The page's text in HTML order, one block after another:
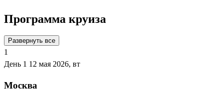
Программа круиза
Развернуть все
1
День 1 12 мая 2026, вт
Москва